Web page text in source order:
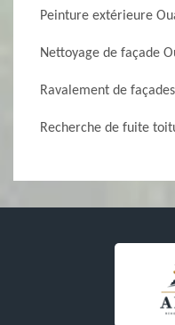
Peinture extérieure
Nettoyage de façade
Ravalement de
Recherche de fuite